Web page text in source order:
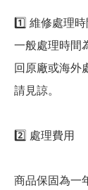
1️⃣ 維修處理時
一般處理時間
回原廠或海外
請見諒。
2️⃣ 處理費用
商品保固為一